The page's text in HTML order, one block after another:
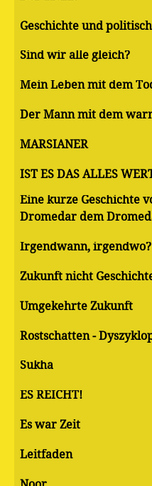
Geschichte und
Sind wir alle gleich?
Mein Leben mit dem
Der Mann mit dem
MARSIANER
IST ES DAS ALLES
Eine kurze Geschichte
Dromedar dem
Irgendwann, irgendwo?
Zukunft nicht
Umgekehrte Zukunft
Rostschatten -
Sukha
ES REICHT!
Es war Zeit
Leitfaden